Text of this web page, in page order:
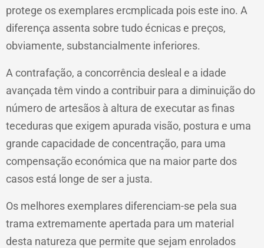
protege os exemplares ercmplicada pois este ino. A
diferença assenta sobre tudo écnicas e preços,
obviamente, substancialmente inferiores.
A contrafação, a concorrência desleal e a idade
avançada têm vindo a contribuir para a diminuição do
número de artesãos à altura de executar as finas
teceduras que exigem apurada visão, postura e uma
grande capacidade de concentração, para uma
compensação económica que na maior parte dos
casos está longe de ser a justa.
Os melhores exemplares diferenciam-se pela sua
trama extremamente apertada para um material
desta natureza que permite que sejam enrolados